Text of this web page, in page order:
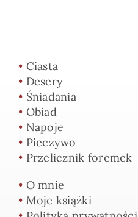
• Ciasta
• Desery
• Śniadania
• Obiad
• Napoje
• Pieczywo
• Przelicznik foremek
• O mnie
• Moje książki